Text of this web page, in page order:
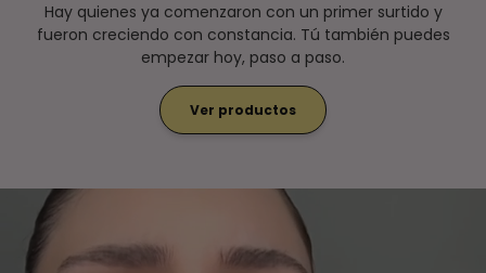
Hay quienes ya comenzaron con un primer surtido y
fueron creciendo con constancia. Tú también puedes
empezar hoy, paso a paso.
Ver productos